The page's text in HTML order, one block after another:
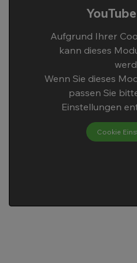
Aufgrund Ihrer
kann dieses
Wenn Sie dieses
passen Sie
Einstellungen
Cookie